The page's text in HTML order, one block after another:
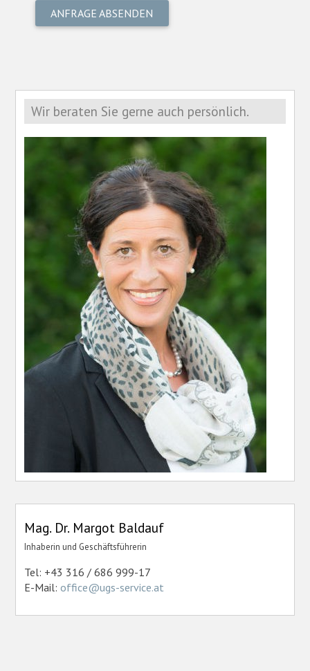
Wir beraten Sie gerne auch persönlich.
Mag. Dr. Margot Baldauf
Inhaberin und Geschäftsführerin
Tel: +43 316 / 686 999-17
E-Mail:office@ugs-service.at